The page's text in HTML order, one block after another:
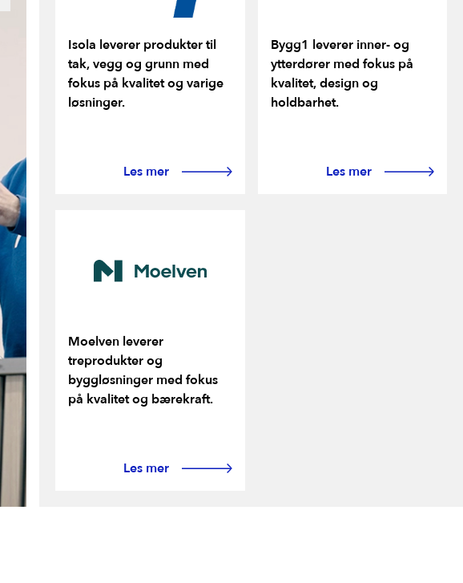
Isola leverer produkter til
tak, vegg og grunn med
fokus på kvalitet og varige
løsninger.
Les mer
Bygg1 leverer inner- og
ytterdører med fokus på
kvalitet, design og
holdbarhet.
Les mer
Moelven leverer
treprodukter og
byggløsninger med fokus
på kvalitet og bærekraft.
Les mer